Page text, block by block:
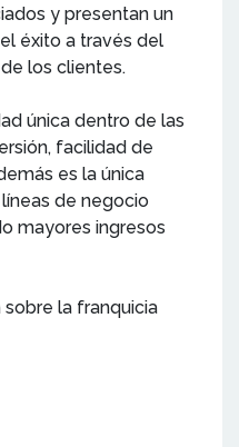
y presentan un
éxito a través del
los clientes.
única dentro de las
facilidad de
es la única
de negocio
mayores ingresos
la franquicia